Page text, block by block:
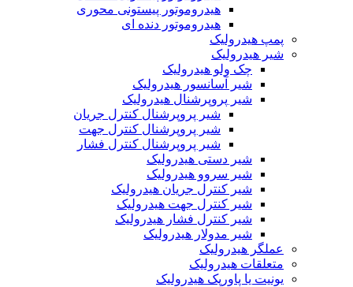
هیدروموتور پیستونی محوری
هیدروموتور دنده ای
پمپ هیدرولیک
شیر هیدرولیک
چک ولو هیدرولیک
شیر آسانسور هیدرولیک
شیر پروپرشنال هیدرولیک
شیر پروپرشنال کنترل جریان
شیر پروپرشنال کنترل جهت
شیر پروپرشنال کنترل فشار
شیر دستی هیدرولیک
شیر سروو هیدرولیک
شیر کنترل جریان هیدرولیک
شیر کنترل جهت هیدرولیک
شیر کنترل فشار هیدرولیک
شیر مدولار هیدرولیک
عملگر هیدرولیک
متعلقات هیدرولیک
یونیت یا پاورپک هیدرولیک